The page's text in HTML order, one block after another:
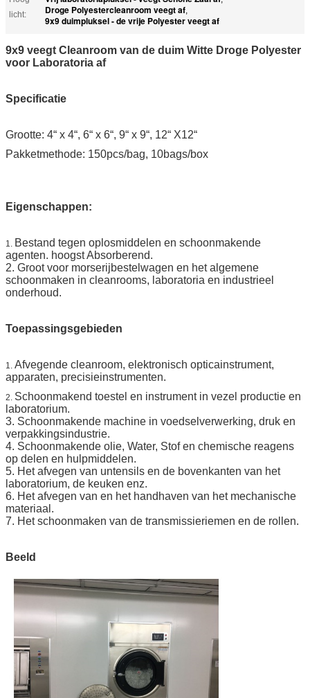
licht:
Droge Polyestercleanroom veegt af,
9x9 duimpluksel - de vrije Polyester veegt af
9x9 veegt Cleanroom van de duim Witte Droge Polyester
voor Laboratoria af
Specificatie
Grootte: 4“ x 4“, 6“ x 6“, 9“ x 9“, 12“ X12“
Pakketmethode: 150pcs/bag, 10bags/box
Eigenschappen:
1. Bestand tegen oplosmiddelen en schoonmakende
agenten. hoogst Absorberend.
2. Groot voor morserijbestelwagen en het algemene
schoonmaken in cleanrooms, laboratoria en industrieel
onderhoud.
Toepassingsgebieden
1. Afvegende cleanroom, elektronisch opticainstrument,
apparaten, precisieinstrumenten.
2. Schoonmakend toestel en instrument in vezel productie en
laboratorium.
3. Schoonmakende machine in voedselverwerking, druk en
verpakkingsindustrie.
4. Schoonmakende olie, Water, Stof en chemische reagens
op delen en hulpmiddelen.
5. Het afvegen van untensils en de bovenkanten van het
laboratorium, de keuken enz.
6. Het afvegen van en het handhaven van het mechanische
materiaal.
7. Het schoonmaken van de transmissieriemen en de rollen.
Beeld